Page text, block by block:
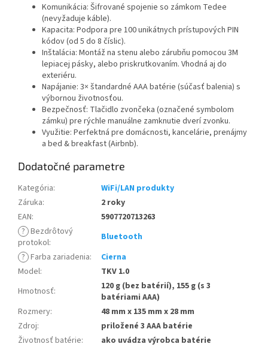
Komunikácia: Šifrované spojenie so zámkom Tedee
(nevyžaduje káble).
Kapacita: Podpora pre 100 unikátnych prístupových PIN
kódov (od 5 do 8 číslic).
Inštalácia: Montáž na stenu alebo zárubňu pomocou 3M
lepiacej pásky, alebo priskrutkovaním. Vhodná aj do
exteriéru.
Napájanie: 3× štandardné AAA batérie (súčasť balenia) s
výbornou životnosťou.
Bezpečnosť: Tlačidlo zvončeka (označené symbolom
zámku) pre rýchle manuálne zamknutie dverí zvonku.
Využitie: Perfektná pre domácnosti, kancelárie, prenájmy
a bed & breakfast (Airbnb).
Dodatočné parametre
Kategória:
WiFi/LAN produkty
Záruka:
2 roky
EAN:
5907720713263
? Bezdrôtový
protokol:
Bluetooth
? Farba zariadenia:
Cierna
Model:
TKV 1.0
Hmotnosť:
120 g (bez batérií), 155 g (s 3
batériami AAA)
Rozmery:
48 mm x 135 mm x 28 mm
Zdroj:
priložené 3 AAA batérie
Životnosť batérie:
ako uvádza výrobca batérie